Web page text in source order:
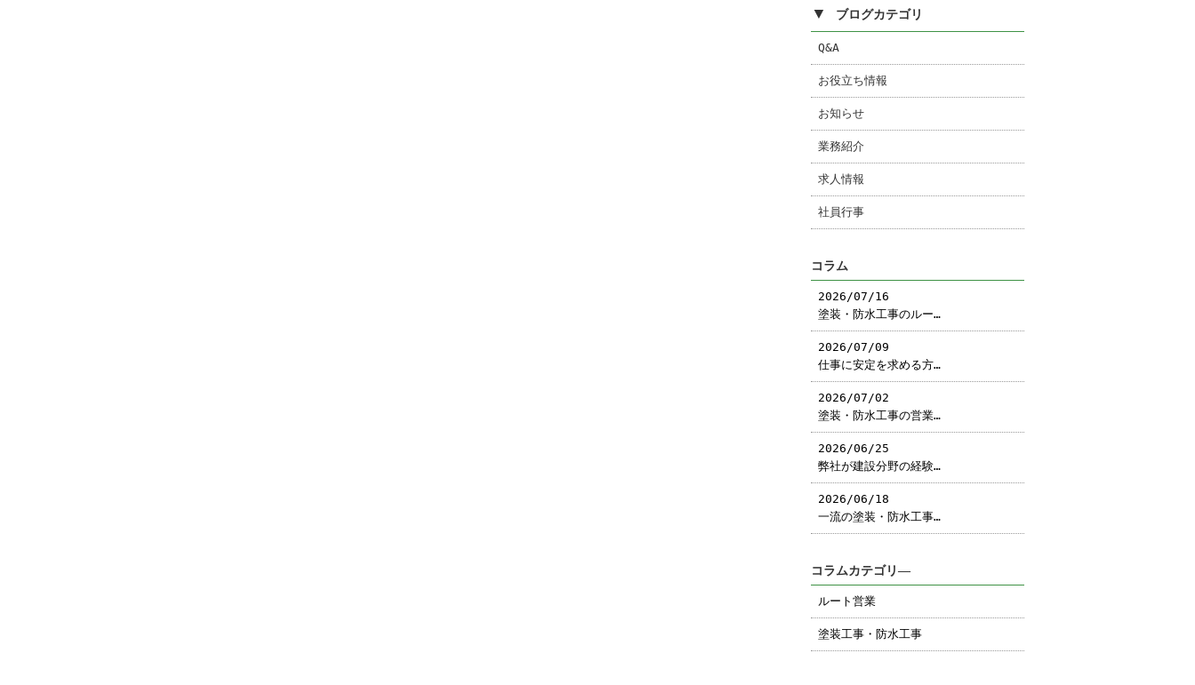
▼ ブログカテゴリ
Q&A
お役立ち情報
お知らせ
業務紹介
求人情報
社員行事
コラム
2026/07/16
塗装・防水工事のルー…
2026/07/09
仕事に安定を求める方…
2026/07/02
塗装・防水工事の営業…
2026/06/25
弊社が建設分野の経験…
2026/06/18
一流の塗装・防水工事…
コラムカテゴリ―
ルート営業
塗装工事・防水工事